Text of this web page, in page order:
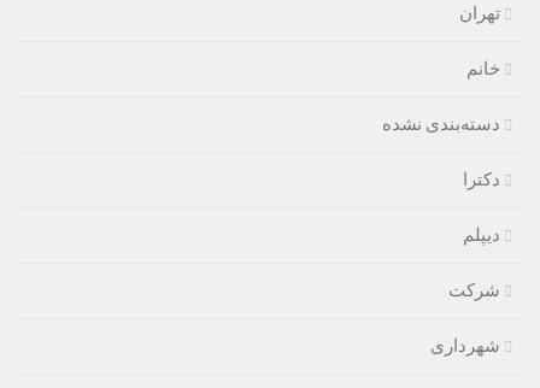
تهران
خانم
دسته‌بندی نشده
دکترا
دیپلم
شرکت
شهرداری